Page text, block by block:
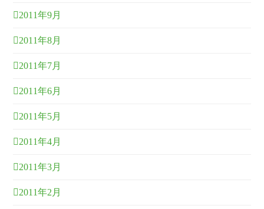
2011年9月
2011年8月
2011年7月
2011年6月
2011年5月
2011年4月
2011年3月
2011年2月